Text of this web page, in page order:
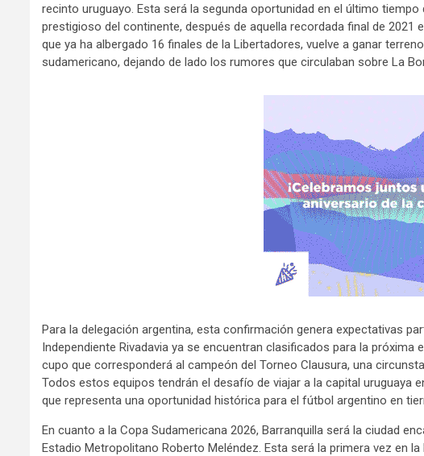
recinto uruguayo. Esta será la segunda oportunidad en el último
prestigioso del continente, después de aquella recordada final de 2021
que ya ha albergado 16 finales de la Libertadores, vuelve a ganar
sudamericano, dejando de lado los rumores que circulaban sobre La
Para la delegación argentina, esta confirmación genera expectativas
Independiente Rivadavia ya se encuentran clasificados para la
cupo que corresponderá al campeón del Torneo Clausura, una
Todos estos equipos tendrán el desafío de viajar a la capital uruguaya
que representa una oportunidad histórica para el fútbol argentino en
En cuanto a la Copa Sudamericana 2026, Barranquilla será la ciudad
Estadio Metropolitano Roberto Meléndez. Esta será la primera vez en